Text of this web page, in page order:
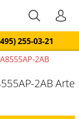
255-03-21
2AB
2AB Arte